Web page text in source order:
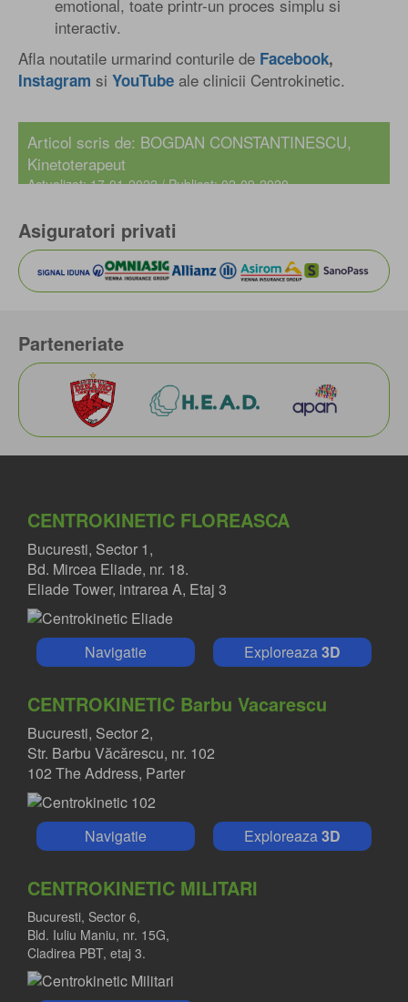
emotional, toate printr-un proces simplu si
interactiv.
Afla noutatile urmarind conturile de Facebook,
Instagram si YouTube ale clinicii Centrokinetic.
Articol scris de: BOGDAN CONSTANTINESCU,
Kinetoterapeut
Actualizat: 17-01-2022 / Publicat: 02-09-2020
Asiguratori privati
Parteneriate
CENTROKINETIC FLOREASCA
Bucuresti, Sector 1,
Bd. Mircea Eliade, nr. 18.
Eliade Tower, intrarea A, Etaj 3
Navigatie Exploreaza3D
CENTROKINETIC Barbu Vacarescu
Bucuresti, Sector 2,
Str. Barbu Văcărescu, nr. 102
102 The Address, Parter
Navigatie Exploreaza3D
CENTROKINETIC MILITARI
Bucuresti, Sector 6,
Bld. Iuliu Maniu, nr. 15G,
Cladirea PBT, etaj 3.